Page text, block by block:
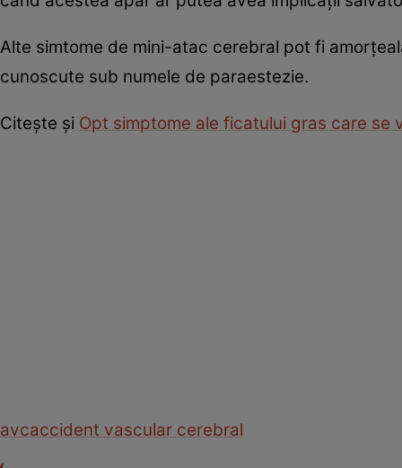
Alte simtome de mini-atac cerebral pot fi
cunoscute sub numele de paraestezie.
Citește și Opt simptome ale ficatului gras care se
avcaccident vascular cerebral